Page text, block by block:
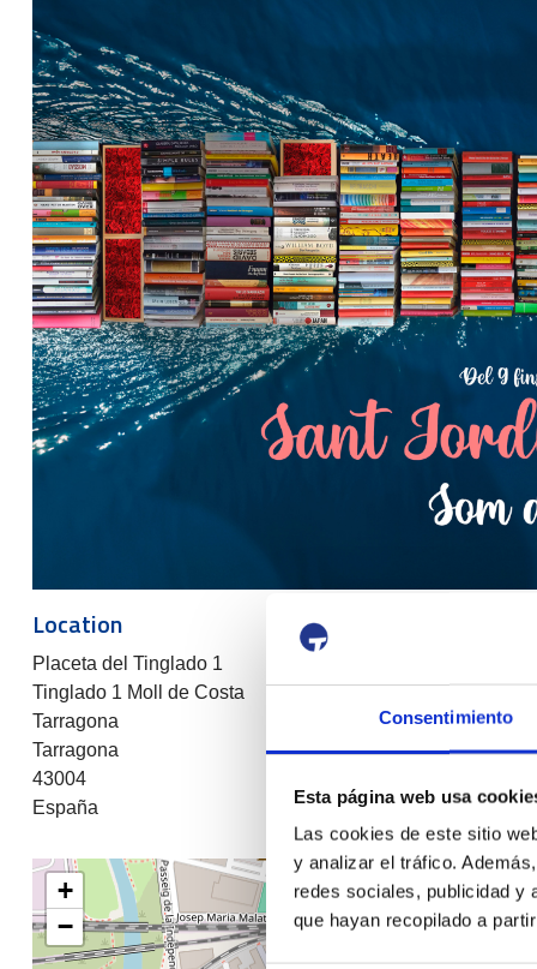
Consentimiento
Esta página web usa
Las cookies de este sitio
y analizar el tráfico.
redes sociales, publicidad y
que hayan recopilado a
Location
Placeta del Tinglado 1
Tinglado 1 Moll de Costa
Tarragona
Tarragona
43004
España
+
−